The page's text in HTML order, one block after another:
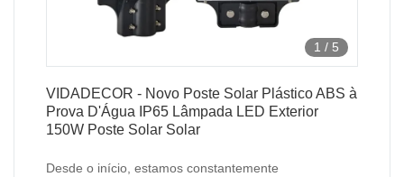
1 / 5
VIDADECOR - Novo Poste Solar Plástico ABS à
Prova D'Água IP65 Lâmpada LED Exterior
150W Poste Solar Solar
Desde o início, estamos constantemente